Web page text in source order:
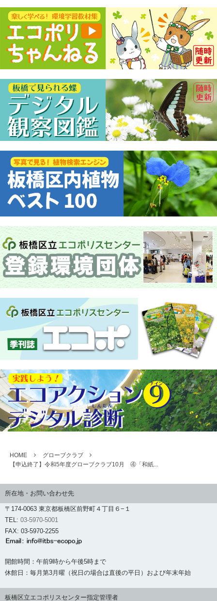
HOME
グローブクラブ
【申込終了】令和5年度グローブクラブ10月 ④「和紙...
所在地・お問い合わせ先
〒174-0063 東京都板橋区前野町４丁目６−１
TEL: 03-5970-5001
FAX: 03-5970-2255
開館時間：午前9時から午後5時まで
休館日：毎月第3月曜（祝日の場合は直後の平日）および年末年始
板橋区立エコポリスセンター指定管理者